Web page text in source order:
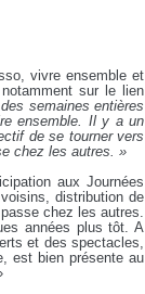
vivre ensemble et
sur le lien
semaines entières
ensemble. Il y a un
de se tourner vers
chez les autres. »
aux Journées
distribution de
chez les autres.
années plus tôt. A
et des spectacles,
est bien présente au